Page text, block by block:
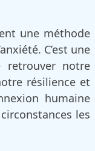
une méthode
C’est une
notre
résilience et
humaine
les